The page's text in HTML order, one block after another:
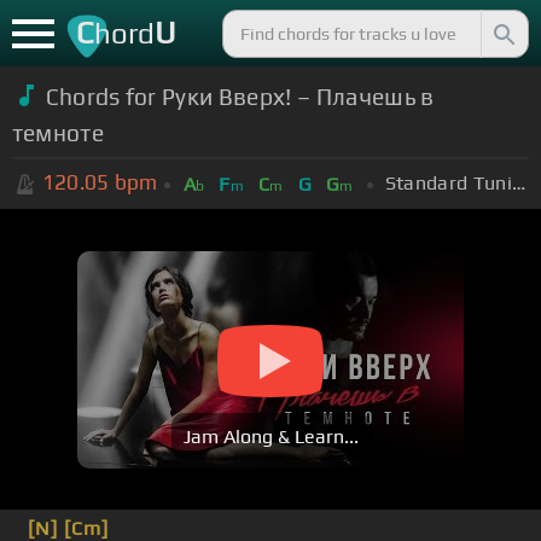
ChordU
Chords for Руки Вверх! – Плачешь в
темноте
120.05 bpm Ab Fm Cm G Gm Standard Tuning (EADGBE)
Jam Along & Learn...
[N] [Cm]